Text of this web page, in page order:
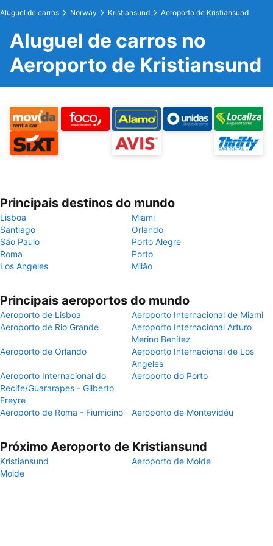
Aluguel de carros Norway Kristiansund Aeroporto de Kristiansund
Aluguel de carros no
Aeroporto de Kristiansund
Principais destinos do mundo
Lisboa
Miami
Santiago
Orlando
São Paulo
Porto Alegre
Roma
Porto
Los Angeles
Milão
Principais aeroportos do mundo
Aeroporto de Lisboa
Aeroporto Internacional de Miami
Aeroporto de Rio Grande
Aeroporto Internacional Arturo
Merino Benítez
Aeroporto de Orlando
Aeroporto Internacional de Los
Angeles
Aeroporto Internacional do
Recife/Guararapes - Gilberto
Freyre
Aeroporto do Porto
Aeroporto de Roma - Fiumicino Aeroporto de Montevidéu
Próximo Aeroporto de Kristiansund
Kristiansund
Aeroporto de Molde
Molde